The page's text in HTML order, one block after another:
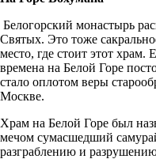
Белогорский монастырь
Святых. Это тоже
место, где стоит этот
времена на Белой Горе
стало оплотом веры
Москве.
Храм на Белой Горе был
мечом сумасшедший
разграблению и